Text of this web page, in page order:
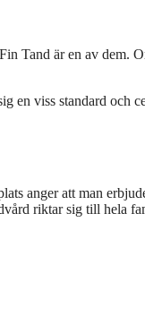
Tand är en av dem.
en viss standard och
anger att man
riktar sig till hela